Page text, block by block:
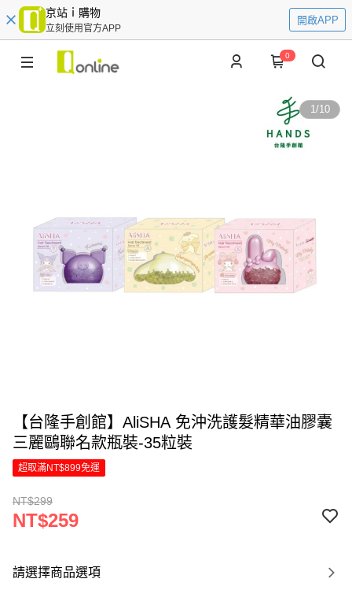
京站ｉ購物
立刻使用官方APP
開啟APP
0
1/10
【台隆手創館】AliSHA 免沖洗護髮精華油膠囊
三麗鷗聯名款瓶裝-35粒裝
超取滿NT$899免運
NT$299
NT$259
請選擇商品選項